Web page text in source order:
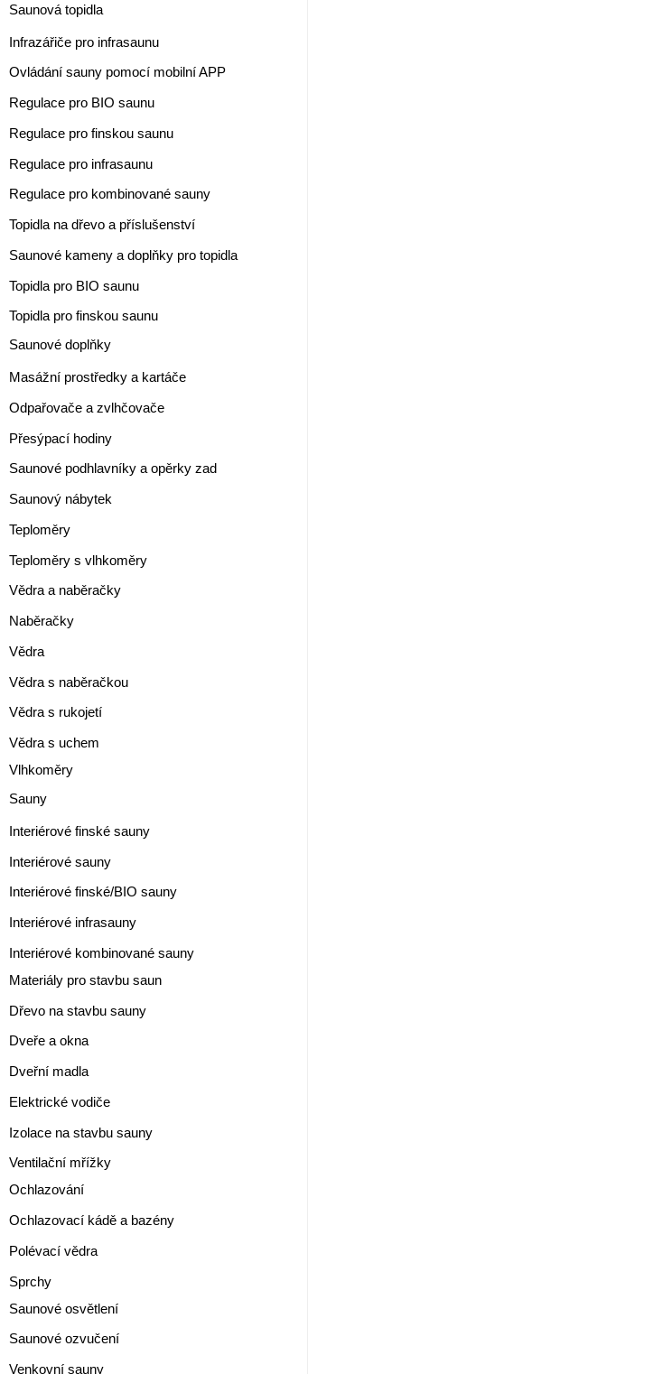
Saunová topidla
Infrazářiče pro infrasaunu
Ovládání sauny pomocí mobilní APP
Regulace pro BIO saunu
Regulace pro finskou saunu
Regulace pro infrasaunu
Regulace pro kombinované sauny
Topidla na dřevo a příslušenství
Saunové kameny a doplňky pro topidla
Topidla pro BIO saunu
Topidla pro finskou saunu
Saunové doplňky
Masážní prostředky a kartáče
Odpařovače a zvlhčovače
Přesýpací hodiny
Saunové podhlavníky a opěrky zad
Saunový nábytek
Teploměry
Teploměry s vlhkoměry
Vědra a naběračky
Naběračky
Vědra
Vědra s naběračkou
Vědra s rukojetí
Vědra s uchem
Vlhkoměry
Sauny
Interiérové finské sauny
Interiérové sauny
Interiérové finské/BIO sauny
Interiérové infrasauny
Interiérové kombinované sauny
Materiály pro stavbu saun
Dřevo na stavbu sauny
Dveře a okna
Dveřní madla
Elektrické vodiče
Izolace na stavbu sauny
Ventilační mřížky
Ochlazování
Ochlazovací kádě a bazény
Polévací vědra
Sprchy
Saunové osvětlení
Saunové ozvučení
Venkovní sauny